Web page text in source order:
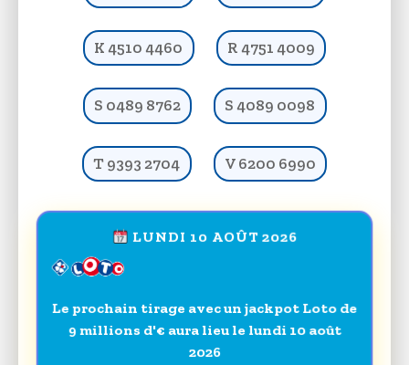
K 4510 4460 R 4751 4009
S 0489 8762 S 4089 0098
T 9393 2704 V 6200 6990
LUNDI 10 AOÛT 2026
Le prochain tirage avec un jackpot Loto de
9 millions d'€ aura lieu le lundi 10 août
2026